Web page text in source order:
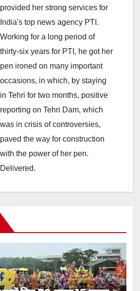
provided her strong services for
India's top news agency PTI.
Working for a long period of
thirty-six years for PTI, he got her
pen ironed on many important
occasions, in which, by staying
in Tehri for two months, positive
reporting on Tehri Dam, which
was in crisis of controversies,
paved the way for construction
with the power of her pen.
Delivered.